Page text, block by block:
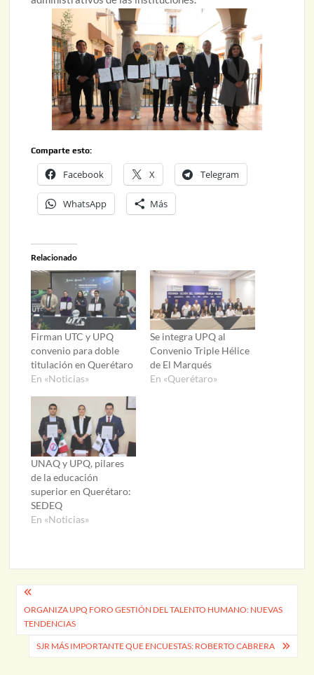
Comparte esto:
Facebook X Telegram
WhatsApp Más
Relacionado
Firman UTC y UPQ
convenio para doble
titulación en Querétaro
En «Noticias»
Se integra UPQ al
Convenio Triple Hélice
de El Marqués
En «Querétaro»
UNAQ y UPQ, pilares
de la educación
superior en Querétaro:
SEDEQ
En «Noticias»
Navegación
de
entradas
ORGANIZA UPQ FORO GESTIÓN DEL TALENTO HUMANO: NUEVAS
TENDENCIAS
SJR MÁS IMPORTANTE QUE ENCUESTAS: ROBERTO CABRERA